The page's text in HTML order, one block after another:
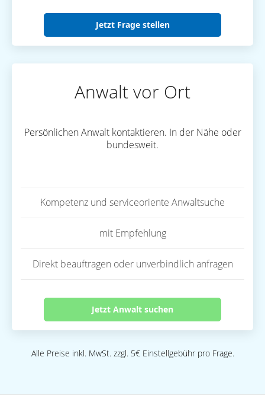
Jetzt Frage stellen
Anwalt vor Ort
Persönlichen Anwalt kontaktieren. In der Nähe oder
bundesweit.
Kompetenz und serviceoriente Anwaltsuche
mit Empfehlung
Direkt beauftragen oder unverbindlich anfragen
Jetzt Anwalt suchen
Alle Preise inkl. MwSt. zzgl. 5€ Einstellgebühr pro Frage.